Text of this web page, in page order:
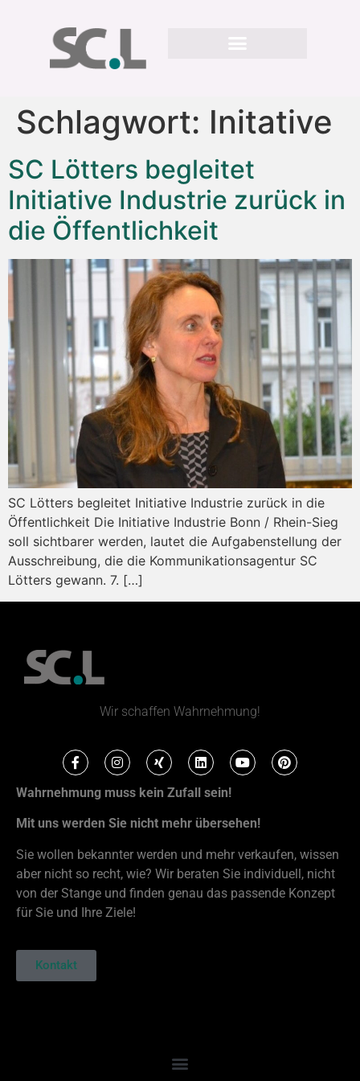
Schlagwort: Initative
SC Lötters begleitet
Initiative Industrie zurück in
die Öffentlichkeit
SC Lötters begleitet Initiative Industrie zurück in die
Öffentlichkeit Die Initiative Industrie Bonn / Rhein-Sieg
soll sichtbarer werden, lautet die Aufgabenstellung der
Ausschreibung, die die Kommunikationsagentur SC
Lötters gewann. 7. […]
Wir schaffen Wahrnehmung!
Wahrnehmung muss kein Zufall sein!
Mit uns werden Sie nicht mehr übersehen!
Sie wollen bekannter werden und mehr verkaufen, wissen
aber nicht so recht, wie? Wir beraten Sie individuell, nicht
von der Stange und finden genau das passende Konzept
für Sie und Ihre Ziele!
Kontakt